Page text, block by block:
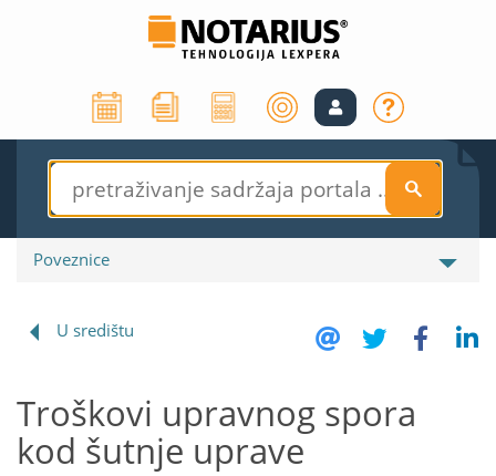
S
Poveznice
U središtu
Troškovi upravnog spora
kod šutnje uprave